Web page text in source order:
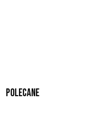
Polecane